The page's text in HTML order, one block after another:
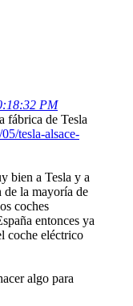
PM
fábrica de Tesla
tesla-alsace-
bien a Tesla y a
de la mayoría de
coches
entonces ya
coche eléctrico
algo para